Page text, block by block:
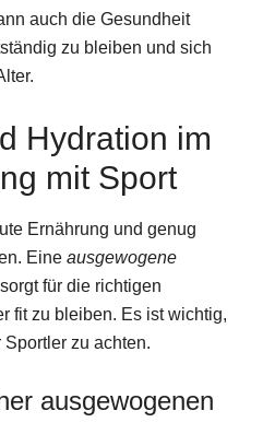
auch die Gesundheit
zu bleiben und sich
Hydration im
mit Sport
Ernährung und genug
Eineausgewogene
für die richtigen
fit zu bleiben. Es ist wichtig,
zu achten.
ausgewogenen